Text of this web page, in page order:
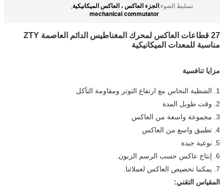
تسليط الضوء:الجزء العاكس ، العاكس الميكانيكية,
mechanical commutator
27 قطاعات العاكس لمحرك المغناطيس الدائم العاصمة ZTY
مناسبة للمعدات الميكانيكية
مزايا تنافسية
1. الشظية النحاس مع ارتفاع التوتر ومقاومة التآكل
2. وقت طويل المدة
3. مجموعة واسعة من العاكس
4. تطبيق واسع من العاكس
5. نوعية جيدة
6. إنتاج عاكس حسب الرسم الزبون.
7. يمكننا تخصيص العاكس لعملائنا.
المقياس التقني: